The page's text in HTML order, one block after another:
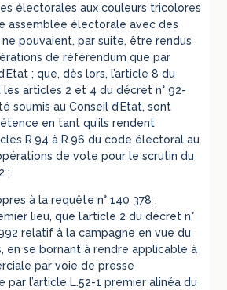
électorales aux couleurs tricolores
assemblée électorale avec des
pouvaient, par suite, être rendus
de référendum que par
; que, dès lors, l’article 8 du
les articles 2 et 4 du décret n° 92-
soumis au Conseil d’Etat, sont
en tant qu’ils rendent
R.94 à R.96 du code électoral au
de vote pour le scrutin du
;
à la requête n° 140 378 :
lieu, que l’article 2 du décret n°
relatif à la campagne en vue du
en se bornant à rendre applicable à
par voie de presse
par l’article L.52-1 premier alinéa du